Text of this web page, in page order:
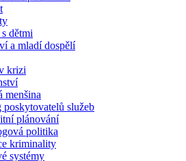
dětmi
a mladí dospělí
krizi
menšina
poskytovatelů služeb
plánování
politika
kriminality
systémy